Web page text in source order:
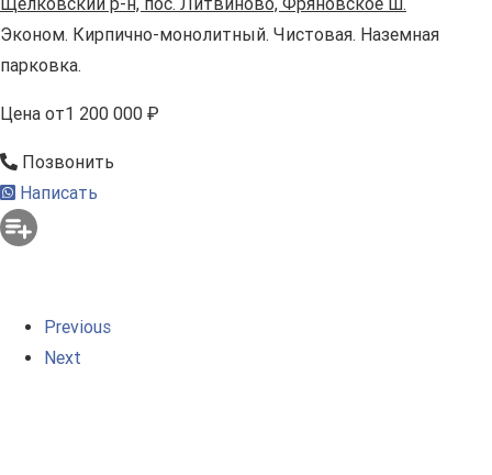
Эконом. Кирпично-монолитный. Чистовая. Наземная
парковка.
Цена от1 200 000 ₽
Позвонить
Написать
Previous
Next